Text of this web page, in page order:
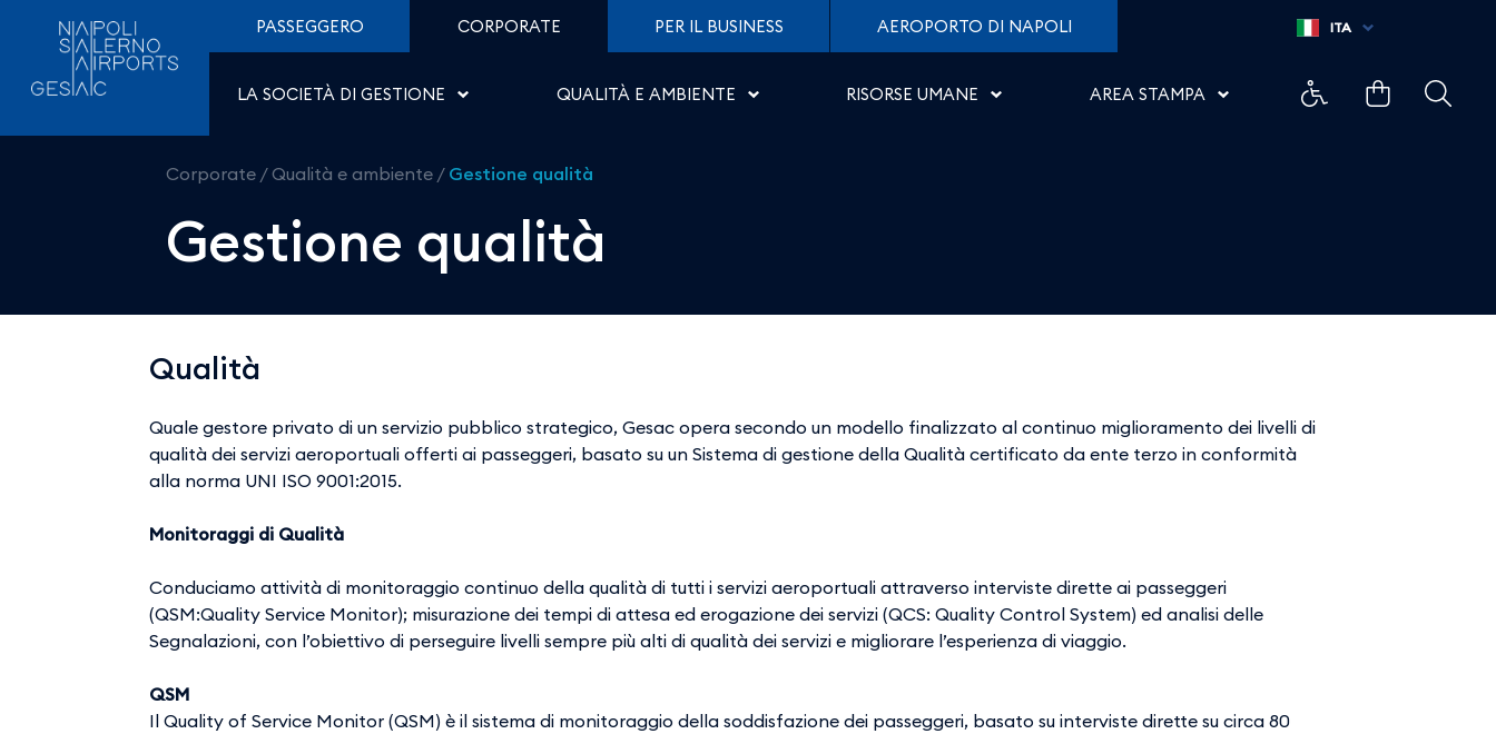
Salta al contenuto
Gestione qualità - Aeroporto di Salerno
PASSEGGERO CORPORATE PER IL BUSINESS AEROPORTO DI NAPOLI
LA SOCIETÀ DI GESTIONE QUALITÀ E AMBIENTE RISORSE UMANE AREA STAMPA
ITA
Corporate /Qualità e ambiente / Gestione qualità
Gestione qualità
Qualità
Quale gestore privato di un servizio pubblico strategico, Gesac opera secondo un modello finalizzato al continuo miglioramento dei livelli di
qualità dei servizi aeroportuali offerti ai passeggeri, basato su un Sistema di gestione della Qualità certificato da ente terzo in conformità
alla norma UNI ISO 9001:2015.
Monitoraggi di Qualità
Conduciamo attività di monitoraggio continuo della qualità di tutti i servizi aeroportuali attraverso interviste dirette ai passeggeri
(QSM:Quality Service Monitor); misurazione dei tempi di attesa ed erogazione dei servizi (QCS: Quality Control System) ed analisi delle
Segnalazioni, con l’obiettivo di perseguire livelli sempre più alti di qualità dei servizi e migliorare l’esperienza di viaggio.
QSM
Il Quality of Service Monitor (QSM) è il sistema di monitoraggio della soddisfazione dei passeggeri, basato su interviste dirette su circa 80